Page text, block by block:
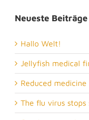
Neueste Beiträge
Hallo Welt!
Jellyfish medical
Reduced
The flu virus stops